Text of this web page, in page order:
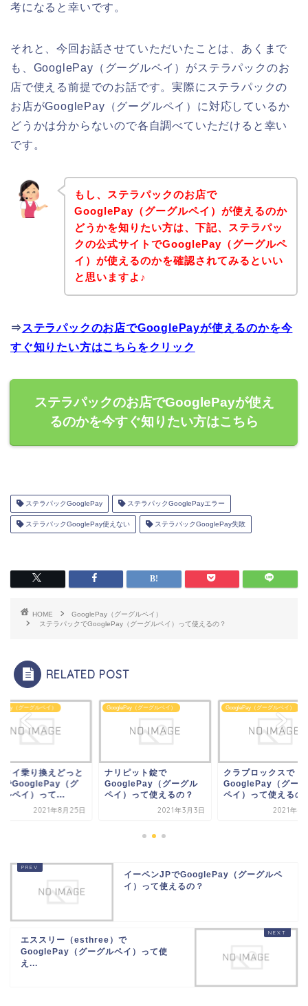
考になると幸いです。
それと、今回お話させていただいたことは、あくまで
も、GooglePay（グーグルペイ）がステラパックのお
店で使える前提でのお話です。実際にステラパックの
お店がGooglePay（グーグルペイ）に対応しているか
どうかは分からないので各自調べていただけると幸い
です。
もし、ステラパックのお店で
GooglePay（グーグルペイ）が使えるのか
どうかを知りたい方は、下記、ステラパッ
クの公式サイトでGooglePay（グーグルペ
イ）が使えるのかを確認されてみるといい
と思いますよ♪
⇒ ステラパックのお店でGooglePayが使えるのかを今
すぐ知りたい方はこちらをクリック
ステラパックのお店でGooglePayが使え
るのかを今すぐ知りたい方はこちら
ステラパックGooglePay ステラパックGooglePayエラー
ステラパックGooglePay使えない ステラパックGooglePay失敗
HOME
GooglePay（グーグルペイ）
ステラパックでGooglePay（グーグルペイ）って使えるの？
RELATED POST
（グーグルペイ）
ピット錠で
（グーグル
）って使えるの？
2021年3月3日
GooglePay（グーグルペイ）
クラプロックスで
GooglePay（グーグル
ペイ）って使えるの？
2021年4月15日
GooglePay（グーグルペイ）
ケータイ乗り換えど
こむでGooglePay
ーグルペイ）って...
2021年8
イーペンJPでGooglePay（グーグルペ
イ）って使えるの？
エススリー（esthree）で
GooglePay（グーグルペイ）って使
え...